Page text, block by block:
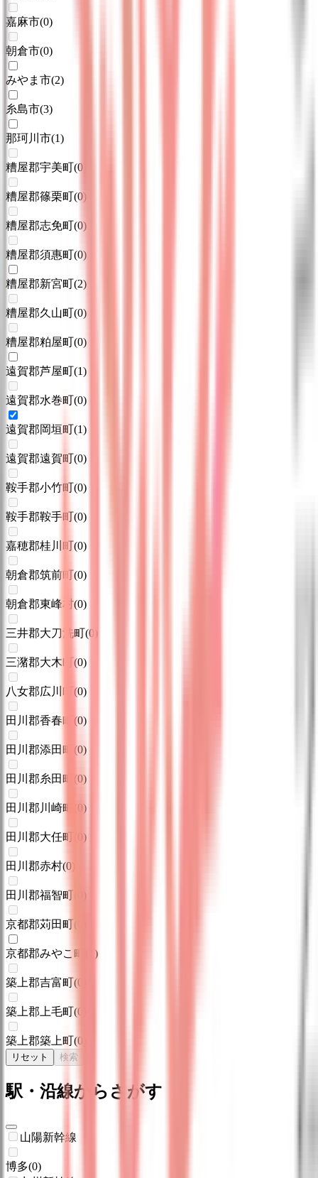
嘉麻市(0)
朝倉市(0)
みやま市(2)
糸島市(3)
那珂川市(1)
糟屋郡宇美町(0
糟屋郡篠栗町(0)
糟屋郡志免町(0)
糟屋郡須惠町(0)
糟屋郡新宮町(2)
糟屋郡久山町(0)
糟屋郡粕屋町(0)
遠賀郡芦屋町(1)
遠賀郡水巻町(0)
遠賀郡岡垣町(1)
遠賀郡遠賀町(0)
鞍手郡小竹町(0)
鞍手郡鞍手町(0)
嘉穂郡桂川町(0)
朝倉郡筑前町(0)
朝倉郡東峰村(0)
三井郡大刀洗町(0 )
三潴郡大木町(0)
八女郡広川町 (0)
田川郡香春町 (0)
田川郡添田町 (0)
田川郡糸田町 (0)
田川郡川崎町 0)
田川郡大任町 )
田川郡赤村(0
田川郡福智町 )
京都郡苅田町(
京都郡みやこ町 )
築上郡吉富町(0
築上郡上毛町(0
築上郡築上町(0
リセット 検索
駅・沿線からさがす
山陽新幹線
博多(0)